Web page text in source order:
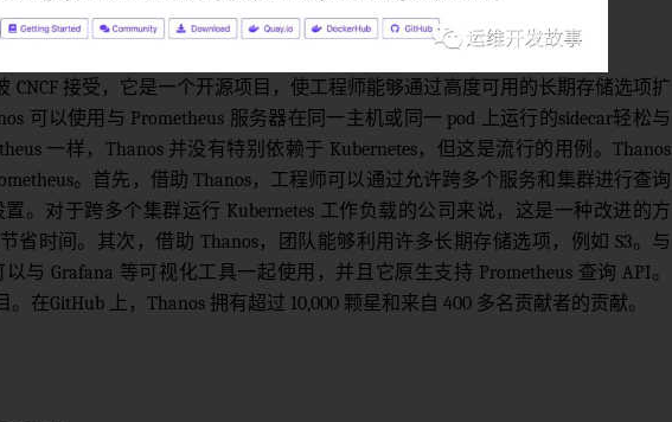
CNCF 接受，它是一个开源项目，使工程师能够通过高度可用的长期存储选项扩
可以使用与 Prometheus 服务器在同一主机或同一 pod 上运行的sidecar轻松与
一样，Thanos 并没有特别依赖于 Kubernetes，但这是流行的用例。Thanos
。首先，借助 Thanos，工程师可以通过允许跨多个服务和集群进行查询
置。对于跨多个集群运行 Kubernetes 工作负载的公司来说，这是一种改进的方
省时间。其次，借助 Thanos，团队能够利用许多长期存储选项，例如 S3。与
以与 Grafana 等可视化工具一起使用，并且它原生支持 Prometheus 查询 API。
。在GitHub 上，Thanos 拥有超过 10,000 颗星和来自 400 多名贡献者的贡献。